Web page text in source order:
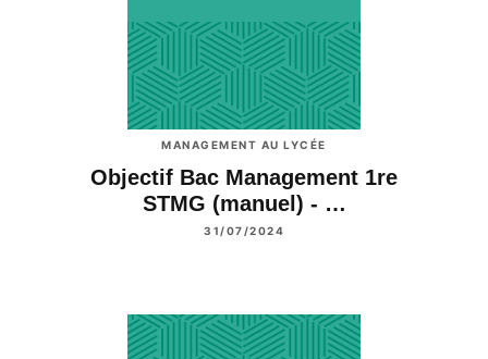
MANAGEMENT AU LYCÉE
Objectif Bac Management 1re
STMG (manuel) - …
31/07/2024